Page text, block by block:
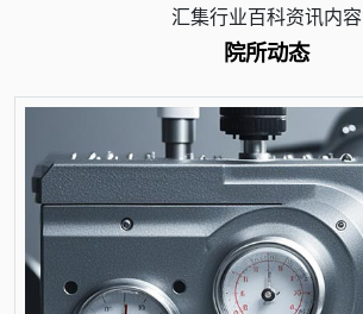
汇集行业百科资讯内容
院所动态